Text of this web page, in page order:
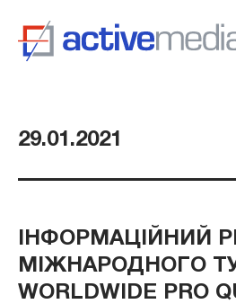
29.01.2021
ІНФОРМАЦІЙНИЙ
МІЖНАРОДНОГО
WORLDWIDE PRO